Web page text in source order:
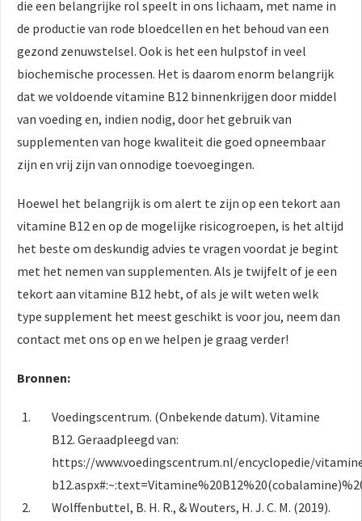
die een belangrijke rol speelt in ons lichaam, met name in
de productie van rode bloedcellen en het behoud van een
gezond zenuwstelsel. Ook is het een hulpstof in veel
biochemische processen. Het is daarom enorm belangrijk
dat we voldoende vitamine B12 binnenkrijgen door middel
van voeding en, indien nodig, door het gebruik van
supplementen van hoge kwaliteit die goed opneembaar
zijn en vrij zijn van onnodige toevoegingen.
Hoewel het belangrijk is om alert te zijn op een tekort aan
vitamine B12 en op de mogelijke risicogroepen, is het altijd
het beste om deskundig advies te vragen voordat je begint
met het nemen van supplementen. Als je twijfelt of je een
tekort aan vitamine B12 hebt, of als je wilt weten welk
type supplement het meest geschikt is voor jou, neem dan
contact met ons op en we helpen je graag verder!
Bronnen:
Voedingscentrum. (Onbekende datum). Vitamine
B12. Geraadpleegd van:
https://www.voedingscentrum.nl/encyclopedie/
Wolffenbuttel, B. H. R., & Wouters, H. J. C. M. (2019).